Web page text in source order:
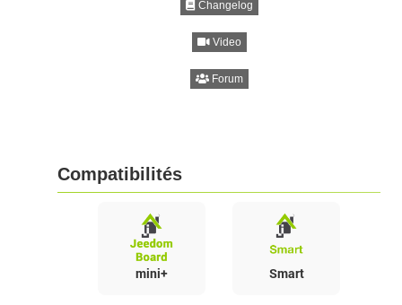
Changelog
Video
Forum
Compatibilités
mini+ Smart